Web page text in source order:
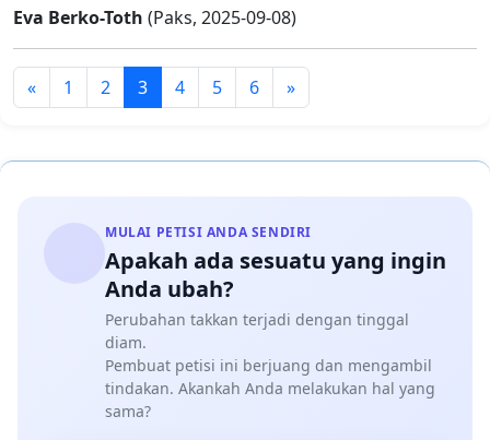
Eva Berko-Toth (Paks, 2025-09-08)
« 1 2 3 4 5 6 »
MULAI PETISI ANDA SENDIRI
Apakah ada sesuatu yang ingin
Anda ubah?
Perubahan takkan terjadi dengan tinggal
diam.
Pembuat petisi ini berjuang dan mengambil
tindakan. Akankah Anda melakukan hal yang
sama?